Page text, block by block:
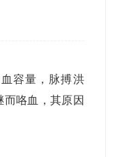
容量，脉搏洪
咯血，其原因